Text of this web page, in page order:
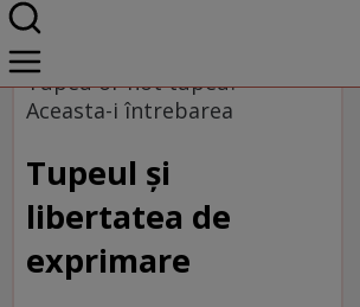
Home
Tema săptămînii
Tupeu or not tupeu? –
Aceasta-i întrebarea
Tupeul şi
libertatea de
exprimare